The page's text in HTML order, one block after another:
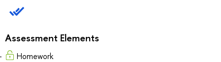
Assessment Elements
Homework